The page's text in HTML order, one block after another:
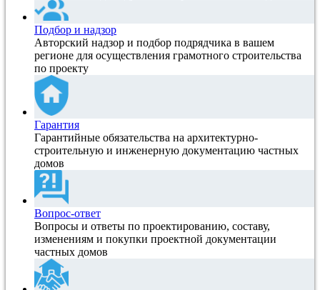
Подбор и надзор
Авторский надзор и подбор подрядчика в вашем
регионе для осуществления грамотного строительства
по проекту
Гарантия
Гарантийные обязательства на архитектурно-
строительную и инженерную документацию частных
домов
Вопрос-ответ
Вопросы и ответы по проектированию, составу,
изменениям и покупки проектной документации
частных домов